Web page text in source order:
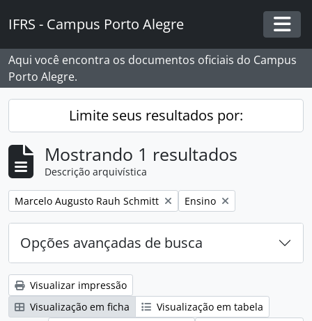
IFRS - Campus Porto Alegre
Aqui você encontra os documentos oficiais do Campus
Porto Alegre.
Limite seus resultados por:
Mostrando 1 resultados
Descrição arquivística
Remover filtro:
Marcelo Augusto Rauh Schmitt Remover filtro:
Ensino
Opções avançadas de busca
Visualizar impressão
Visualização em ficha
Visualização em tabela